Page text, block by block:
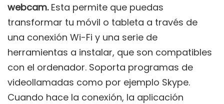
webcam.Esta permite que puedas
transformar tu móvil o tableta a través de
una conexión Wi-Fi y una serie de
herramientas a instalar, que son compatibles
con el ordenador. Soporta programas de
videollamadas como por ejemplo Skype.
Cuando hace la conexión, la aplicación